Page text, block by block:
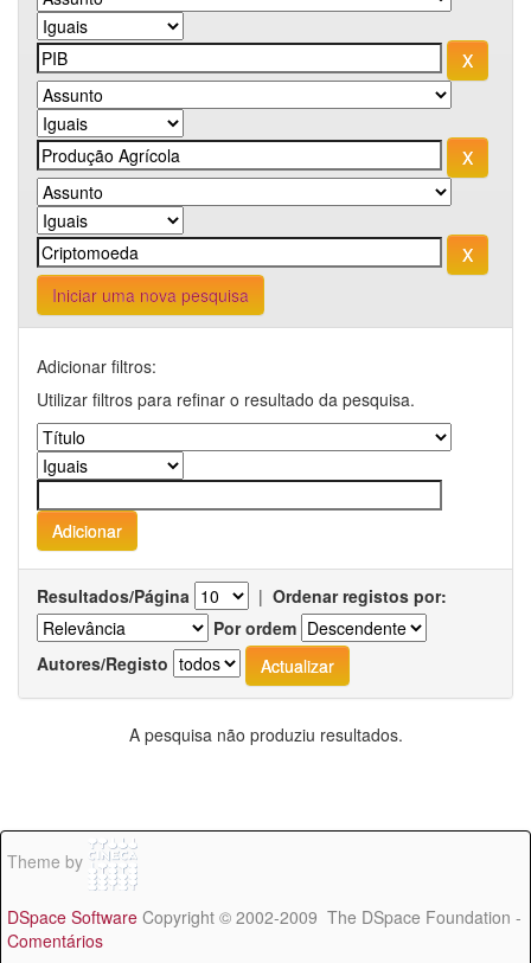
Iniciar uma nova pesquisa
Adicionar filtros:
Utilizar filtros para refinar o resultado da pesquisa.
Resultados/Página | Ordenar registos por:
Por ordem
Autores/Registo
A pesquisa não produziu resultados.
Theme by
DSpace Software Copyright © 2002-2009 The DSpace Foundation -
Comentários